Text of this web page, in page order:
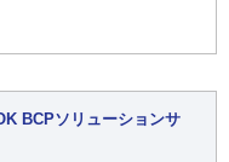
BCPソリューションサ